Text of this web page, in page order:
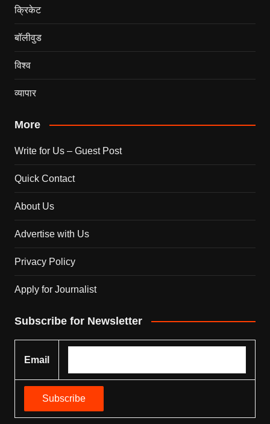
क्रिकेट
बॉलीवुड
विश्व
व्यापार
More
Write for Us – Guest Post
Quick Contact
About Us
Advertise with Us
Privacy Policy
Apply for Journalist
Subscribe for Newsletter
Email